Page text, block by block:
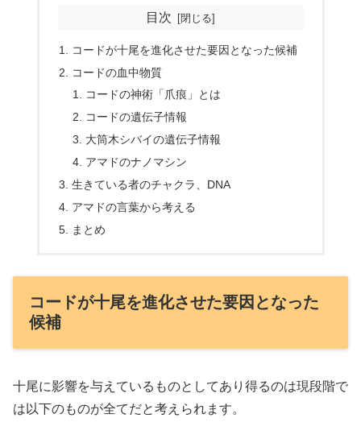
目次
コードが十尾を進化させた要因となった候補
コードの血中物質
コードの神術「爪痕」とは
コードの遺伝子情報
大筒木シバイの遺伝子情報
アマドのナノマシン
生きている者のチャクラ、DNA
アマドの言葉から考える
まとめ
コードが十尾を進化させた要因となった
候補
十尾に影響を与えているものとしてあり得るのは現段階で
は以下のものが全てだと考えられます。